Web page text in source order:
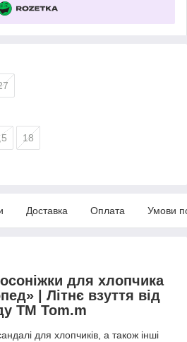
18
Доставка Оплата Умови
для хлопчика
| Літнє взуття від
ТМ Tom.m
для хлопчиків, а також інші